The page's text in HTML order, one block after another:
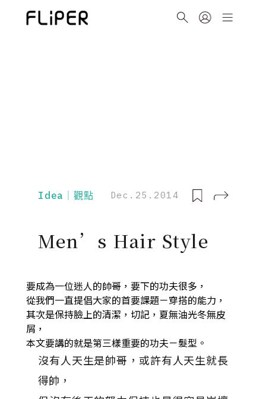
Idea｜觀點 Dec.25.2014
Men’s Hair Style
要成為一位迷人的帥哥，要下的功夫很多，
從我們一直提倡大家的首要課題－穿搭的能力，
其次是保持臉上的清潔，切記，夏無油光冬無皮
屑，
本文要講的就是第三樣重要的功夫－髮型。
沒有人天生是帥哥，或許有人天生就長
得帥，